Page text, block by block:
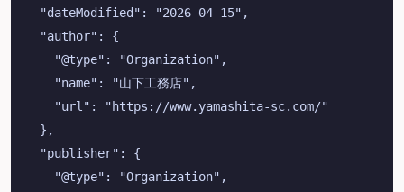
  "dateModified": "2026-04-15",
  "author": {
    "@type": "Organization",
    "name": "山下工務店",
    "url": "https://www.yamashita-sc.com/"
  },
  "publisher": {
    "@type": "Organization",